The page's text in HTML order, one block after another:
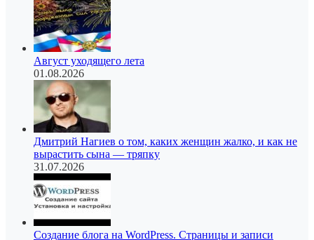
Август уходящего лета
01.08.2026
Дмитрий Нагиев о том, каких женщин жалко, и как не
вырастить сына — тряпку
31.07.2026
Создание блога на WordPress. Страницы и записи